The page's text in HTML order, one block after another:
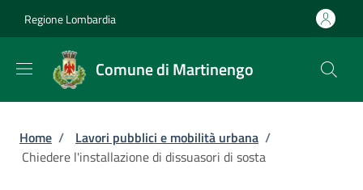
Regione Lombardia
Comune di Martinengo
Briciole di pane
Home / Lavori pubblici e mobilità urbana /
Chiedere l'installazione di dissuasori di sosta